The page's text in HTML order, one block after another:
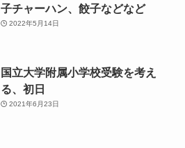
子チャーハン、餃子などなど
2022年5月14日
国立大学附属小学校受験を考え
る、初日
2021年6月23日